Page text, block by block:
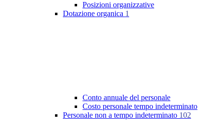
Posizioni organizzative
Dotazione organica 1
Conto annuale del personale
Costo personale tempo indeterminato
Personale non a tempo indeterminato 102